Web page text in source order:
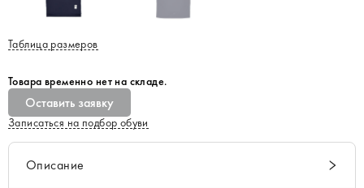
Таблица размеров
Товара временно нет на складе.
Оставить заявку
Записаться на подбор обуви
Описание